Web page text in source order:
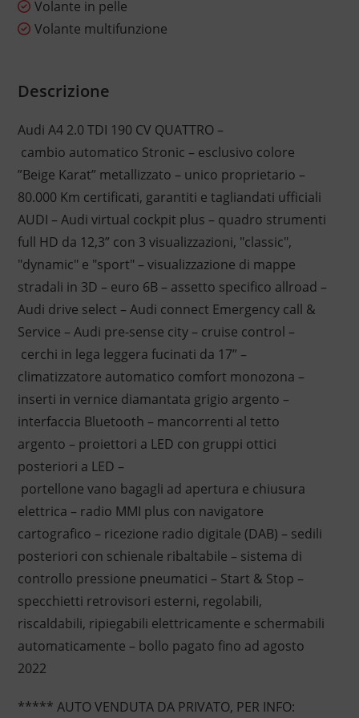
Volante in pelle
Volante multifunzione
Descrizione
Audi A4 2.0 TDI 190 CV QUATTRO –
cambio automatico Stronic – esclusivo colore
”Beige Karat” metallizzato – unico proprietario –
80.000 Km certificati, garantiti e tagliandati ufficiali
AUDI – Audi virtual cockpit plus – quadro strumenti
full HD da 12,3” con 3 visualizzazioni, "classic",
"dynamic" e "sport" – visualizzazione di mappe
stradali in 3D – euro 6B – assetto specifico allroad –
Audi drive select – Audi connect Emergency call &
Service – Audi pre-sense city – cruise control –
cerchi in lega leggera fucinati da 17” –
climatizzatore automatico comfort monozona –
inserti in vernice diamantata grigio argento –
interfaccia Bluetooth – mancorrenti al tetto
argento – proiettori a LED con gruppi ottici
posteriori a LED –
portellone vano bagagli ad apertura e chiusura
elettrica – radio MMI plus con navigatore
cartografico – ricezione radio digitale (DAB) – sedili
posteriori con schienale ribaltabile – sistema di
controllo pressione pneumatici – Start & Stop –
specchietti retrovisori esterni, regolabili,
riscaldabili, ripiegabili elettricamente e schermabili
automaticamente – bollo pagato fino ad agosto
2022
***** AUTO VENDUTA DA PRIVATO, PER INFO: